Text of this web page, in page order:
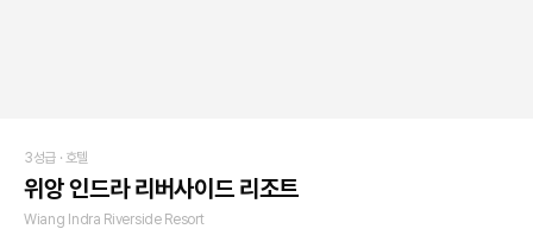
3성급 · 호텔
위앙 인드라 리버사이드 리조트
Wiang Indra Riverside Resort